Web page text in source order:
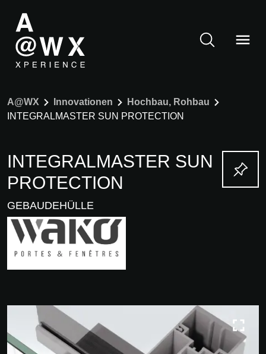
A@WX Innovationen
Hochbau, Rohbau
INTEGRALMASTER SUN PROTECTION
INTEGRALMASTER SUN
PROTECTION
GEBAUDEHÜLLE